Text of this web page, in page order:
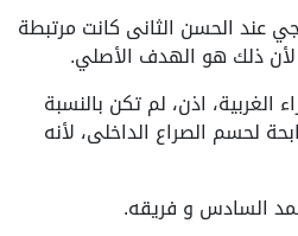
عند الحسن الثانى كانت مرتبطة
ذلك هو الهدف الأصلي.
الغربية، اذن، لم تكن بالنسبة
لحسم الصراع الداخلى، لأنه
السادس و فريقه.